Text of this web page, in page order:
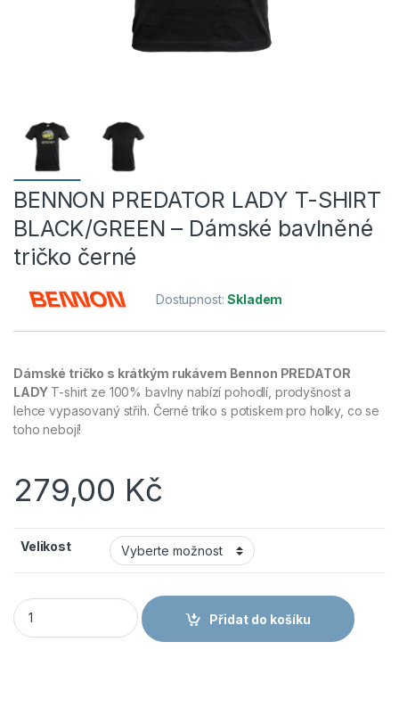
BENNON PREDATOR LADY T-SHIRT
BLACK/GREEN – Dámské bavlněné
tričko černé
Dostupnost:Skladem
Dámské tričko s krátkým rukávem Bennon PREDATOR
LADYT-shirt ze 100% bavlny nabízí pohodlí, prodyšnost a
lehce vypasovaný střih. Černé triko s potiskem pro holky, co se
toho nebojí!
279,00 Kč
Velikost
BENNON PREDATOR LADY T-SHIRT BLACK/GREEN -
Přidat do košíku